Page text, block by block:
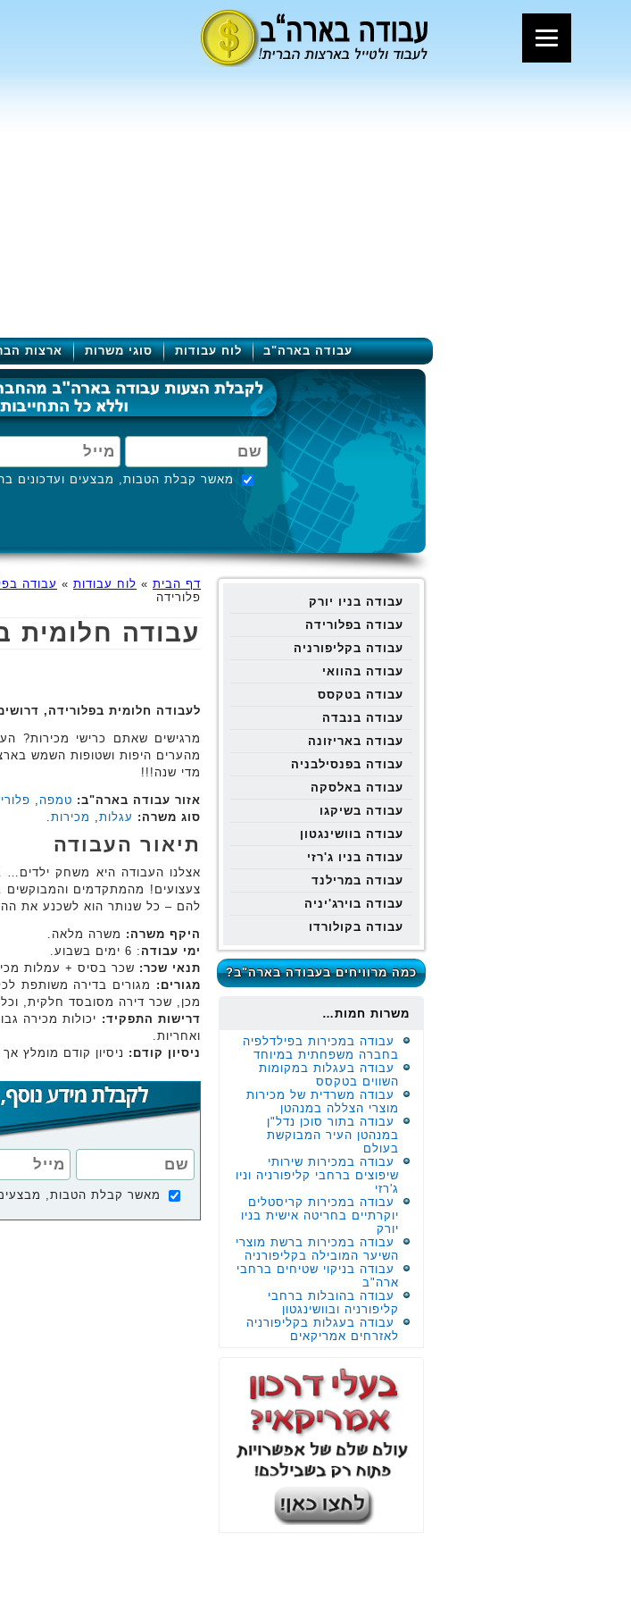
עבודה בארה"ב לוח עבודות סוגי משרות ארצות
מאשר קבלת הטבות, מבצעים ועדכונים
עבודה בניו יורק
עבודה בפלורידה
עבודה בקליפורניה
עבודה בהוואי
עבודה בטקסס
עבודה בנבדה
עבודה באריזונה
עבודה בפנסילבניה
עבודה באלסקה
עבודה בשיקגו
עבודה בוושינגטון
עבודה בניו ג'רזי
עבודה במרילנד
עבודה בוירג'יניה
עבודה בקולורדו
כמה מרוויחים בעבודה בארה"ב?
משרות חמות…
עבודה במכירות בפילדלפיה
בחברה משפחתית במיוחד
עבודה בעגלות במקומות
השווים בטקסס
עבודה משרדית של מכירות
מוצרי הצללה במנהטן
עבודה בתור סוכן נדל"ן
במנהטן העיר המבוקשת
בעולם
עבודה במכירות שירותי
שיפוצים ברחבי קליפורניה וניו
ג'רזי
עבודה במכירות קריסטלים
יוקרתיים בחריטה אישית בניו
יורק
עבודה במכירות ברשת מוצרי
השיער המובילה בקליפורניה
עבודה בניקוי שטיחים ברחבי
ארה"ב
עבודה בהובלות ברחבי
קליפורניה ובוושינגטון
עבודה בעגלות בקליפורניה
לאזרחים אמריקאים
דף הבית » לוח עבודות » עבודה
פלורידה
עבודה חלומית
לעבודה חלומית בפלורידה,
מרגישים שאתם כרישי מכירות?
מהערים היפות ושטופות השמש
מדי שנה!!!
אזור עבודה בארה"ב: טמפה ,
סוג משרה: עגלות, מכירות.
תיאור העבודה
אצלנו העבודה היא משחק ילדים…
צעצועים! מהמתקדמים והמבוקשים
להם – כל שנותר הוא לשכנע את
היקף משרה: משרה מלאה.
ימי עבודה : 6 ימים בשבוע.
תנאי שכר: שכר בסיס + עמלות
מגורים: מגורים בדירה משותפת
מכן, שכר דירה מסובסד חלקית,
דרישות התפקיד: יכולות מכירה
ואחריות.
ניסיון קודם: ניסיון קודם מומלץ
מאשר קבלת הטבות,